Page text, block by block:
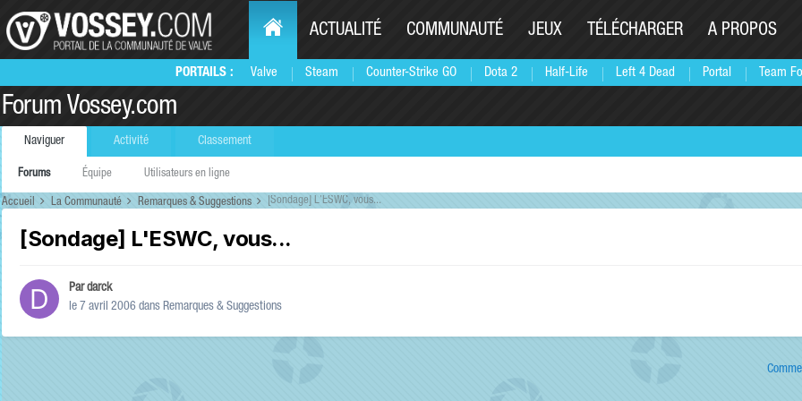
PORTAILS : Valve Steam Counter-Strike GO Dota 2 Half-Life Left 4 Dead Portal Team
ACTUALITÉ COMMUNAUTÉ JEUX TÉLÉCHARGER A PROPOS
Forum Vossey.com
Naviguer
Forums Équipe Utilisateurs en ligne
Activité Classement
Accueil La Communauté Remarques & Suggestions [Sondage] L'ESWC, vous...
[Sondage] L'ESWC, vous...
Pardarck
le 7 avril 2006 dans Remarques & Suggestions